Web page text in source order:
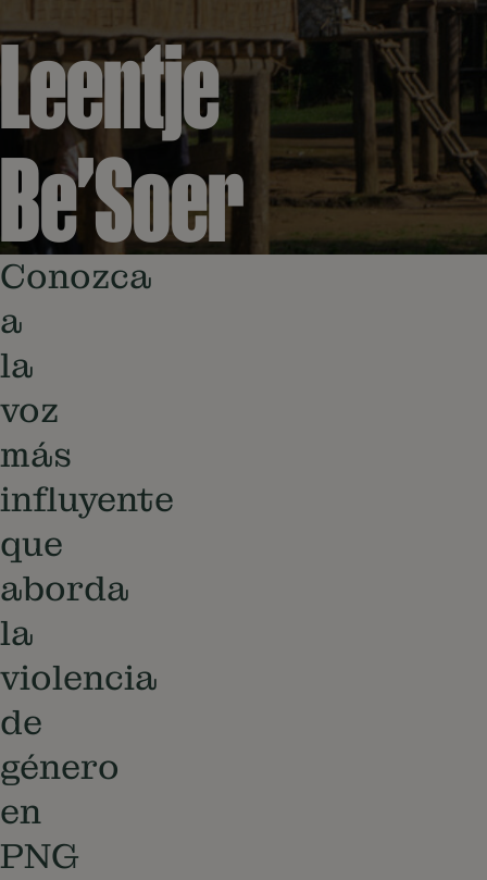
Leentje
Be'Soer
Conozca
a
la
voz
más
influyente
que
aborda
la
violencia
de
género
en
PNG